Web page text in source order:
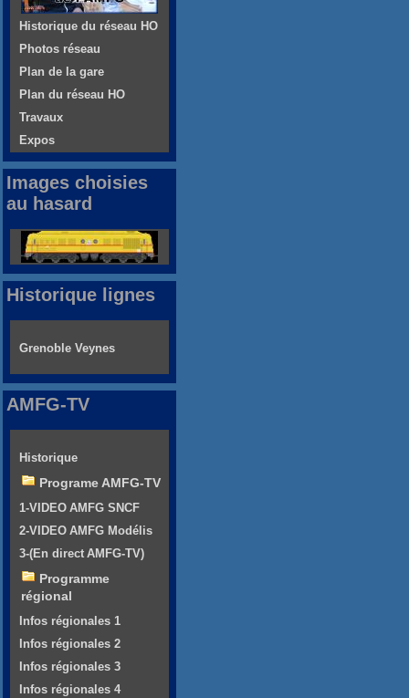
Historique du réseau HO
Photos réseau
Plan de la gare
Plan du réseau HO
Travaux
Expos
Images choisies
au hasard
Historique lignes
Grenoble Veynes
AMFG-TV
Historique
Programe AMFG-TV
1-VIDEO AMFG SNCF
2-VIDEO AMFG Modélis
3-(En direct AMFG-TV)
Programme
régional
Infos régionales 1
Infos régionales 2
Infos régionales 3
Infos régionales 4